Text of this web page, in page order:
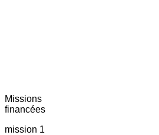
Missions
financées
mission 1